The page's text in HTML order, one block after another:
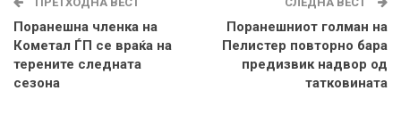
Поранешна членка на
Кометал ЃП се враќа на
терените следната
сезона
Поранешниот голман на
Пелистер повторно бара
предизвик надвор од
татковината